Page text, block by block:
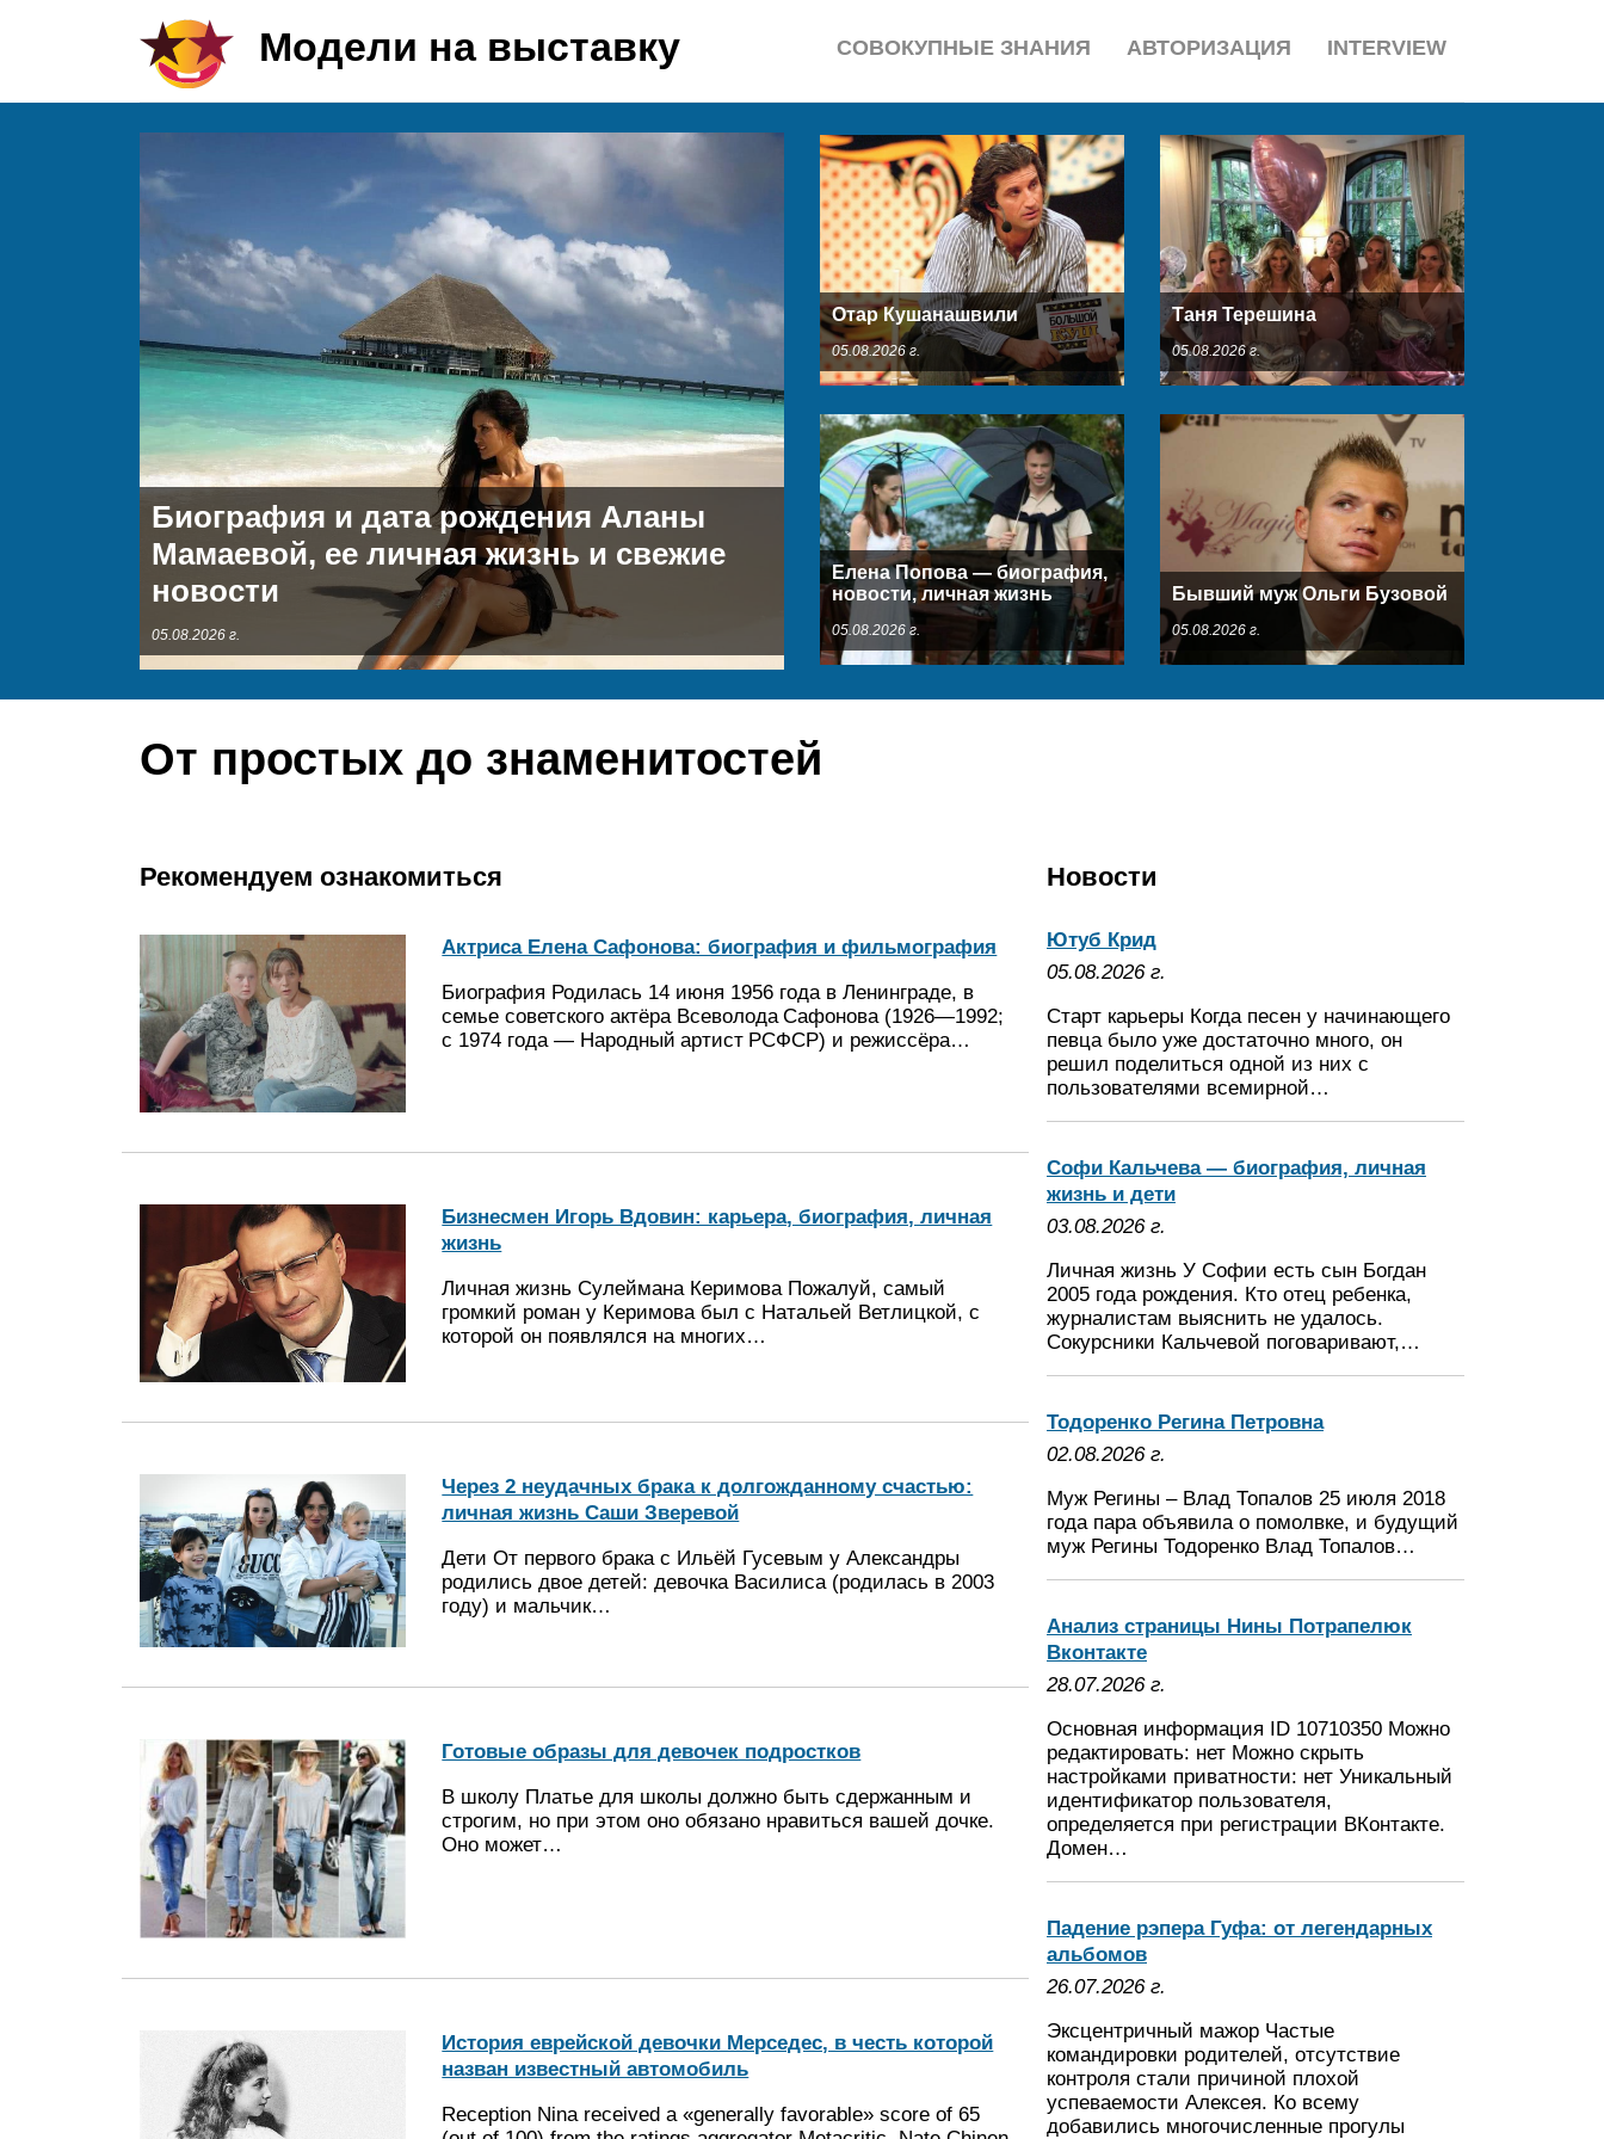
Модели на выставку INTERVIEW
АВТОРИЗАЦИЯ
СОВОКУПНЫЕ ЗНАНИЯ
Биография и дата рождения Аланы
Мамаевой, ее личная жизнь и свежие
новости
05.08.2026 г.
Отар Кушанашвили
05.08.2026 г.
Таня Терешина
05.08.2026 г.
Елена Попова — биография,
новости, личная жизнь
05.08.2026 г.
Бывший муж Ольги Бузовой
05.08.2026 г.
От простых до знаменитостей
Рекомендуем ознакомиться
Актриса Елена Сафонова: биография и фильмография
Биография Родилась 14 июня 1956 года в Ленинграде, в
семье советского актёра Всеволода Сафонова (1926—1992;
с 1974 года — Народный артист РСФСР) и режиссёра…
Бизнесмен Игорь Вдовин: карьера, биография, личная
жизнь
Личная жизнь Сулеймана Керимова Пожалуй, самый
громкий роман у Керимова был с Натальей Ветлицкой, с
которой он появлялся на многих…
Через 2 неудачных брака к долгожданному счастью:
личная жизнь Саши Зверевой
Дети От первого брака с Ильёй Гусевым у Александры
родились двое детей: девочка Василиса (родилась в 2003
году) и мальчик…
Готовые образы для девочек подростков
В школу Платье для школы должно быть сдержанным и
строгим, но при этом оно обязано нравиться вашей дочке.
Оно может…
История еврейской девочки Мерседес, в честь которой
назван известный автомобиль
Reception Nina received a «generally favorable» score of 65
Новости
Ютуб Крид
05.08.2026 г.
Старт карьеры Когда песен у начинающего
певца было уже достаточно много, он
решил поделиться одной из них с
пользователями всемирной…
Софи Кальчева — биография, личная
жизнь и дети
03.08.2026 г.
Личная жизнь У Софии есть сын Богдан
2005 года рождения. Кто отец ребенка,
журналистам выяснить не удалось.
Сокурсники Кальчевой поговаривают,…
Тодоренко Регина Петровна
02.08.2026 г.
Муж Регины – Влад Топалов 25 июля 2018
года пара объявила о помолвке, и будущий
муж Регины Тодоренко Влад Топалов…
Анализ страницы Нины Потрапелюк
Вконтакте
28.07.2026 г.
Основная информация ID 10710350 Можно
редактировать: нет Можно скрыть
настройками приватности: нет Уникальный
идентификатор пользователя,
определяется при регистрации ВКонтакте.
Домен…
Падение рэпера Гуфа: от легендарных
альбомов
26.07.2026 г.
Эксцентричный мажор Частые
командировки родителей, отсутствие
контроля стали причиной плохой
успеваемости Алексея. Ко всему
добавились многочисленные прогулы